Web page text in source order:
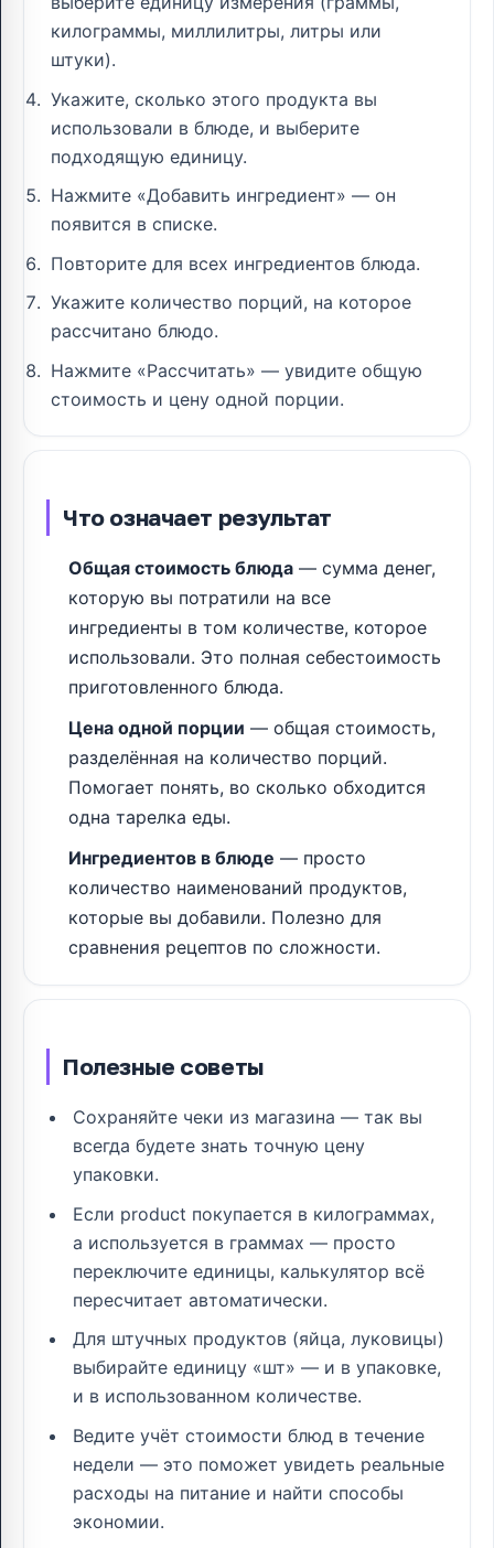
килограммы, миллилитры, литры или
штуки).
Укажите, сколько этого продукта вы
использовали в блюде, и выберите
подходящую единицу.
Нажмите «Добавить ингредиент» — он
появится в списке.
Повторите для всех ингредиентов блюда.
Укажите количество порций, на которое
рассчитано блюдо.
Нажмите «Рассчитать» — увидите общую
стоимость и цену одной порции.
Что означает результат
Общая стоимость блюда — сумма денег,
которую вы потратили на все
ингредиенты в том количестве, которое
использовали. Это полная себестоимость
приготовленного блюда.
Цена одной порции — общая стоимость,
разделённая на количество порций.
Помогает понять, во сколько обходится
одна тарелка еды.
Ингредиентов в блюде — просто
количество наименований продуктов,
которые вы добавили. Полезно для
сравнения рецептов по сложности.
Полезные советы
Сохраняйте чеки из магазина — так вы
всегда будете знать точную цену
упаковки.
Если product покупается в килограммах,
а используется в граммах — просто
переключите единицы, калькулятор всё
пересчитает автоматически.
Для штучных продуктов (яйца, луковицы)
выбирайте единицу «шт» — и в упаковке,
и в использованном количестве.
Ведите учёт стоимости блюд в течение
недели — это поможет увидеть реальные
расходы на питание и найти способы
экономии.